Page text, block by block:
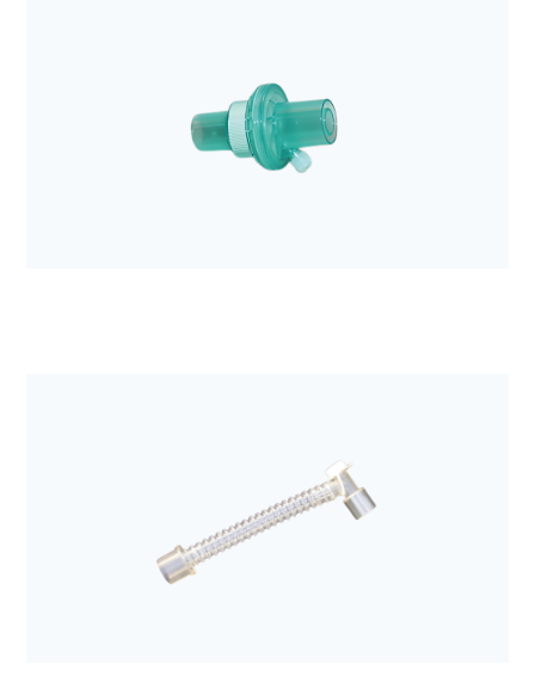
Anestezjologia i aparatura medyczna
Filtr mechaniczny z wymiennikiem ciepła i wilgoci
Anestezjologia i aparatura medyczna
Filtr elektrostatyczny z wymiennikiem ciepła i
wilgoci Hygroboy